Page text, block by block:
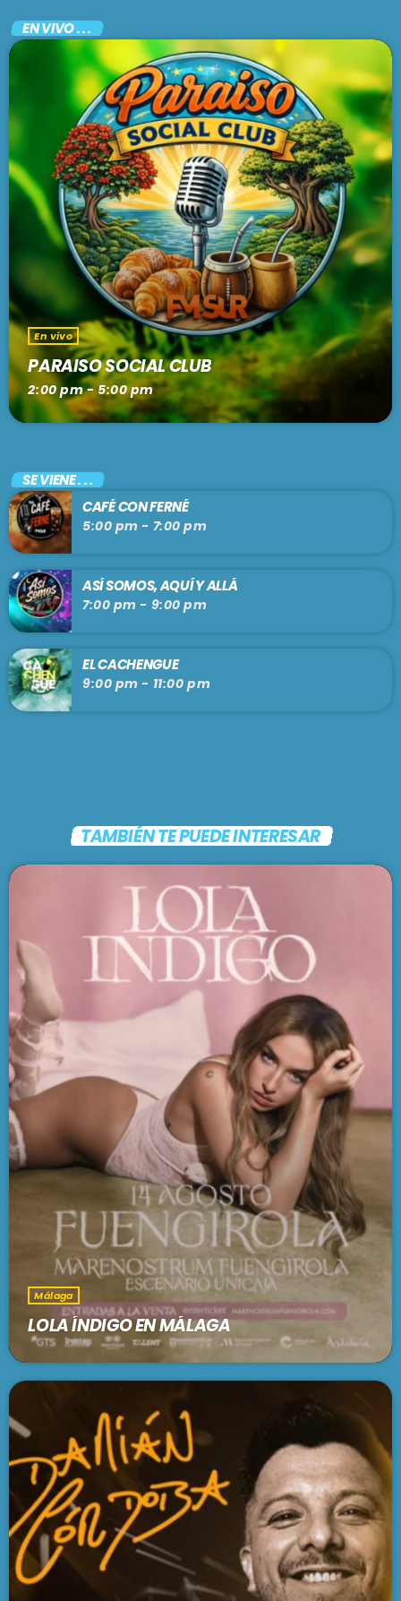
EN VIVO . . .
En vivo
PARAISO SOCIAL CLUB
2:00 pm - 5:00 pm
SE VIENE . . .
CAFÉ CON FERNÉ
5:00 pm - 7:00 pm
ASÍ SOMOS, AQUÍ Y ALLÁ
7:00 pm - 9:00 pm
EL CACHENGUE
9:00 pm - 11:00 pm
TAMBIÉN TE PUEDE INTERESAR
Málaga
LOLA ÍNDIGO EN MÁLAGA